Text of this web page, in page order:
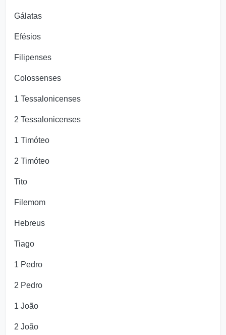
Gálatas
Efésios
Filipenses
Colossenses
1 Tessalonicenses
2 Tessalonicenses
1 Timóteo
2 Timóteo
Tito
Filemom
Hebreus
Tiago
1 Pedro
2 Pedro
1 João
2 João